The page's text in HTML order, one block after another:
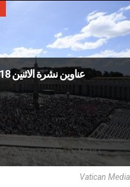
Vatican Media